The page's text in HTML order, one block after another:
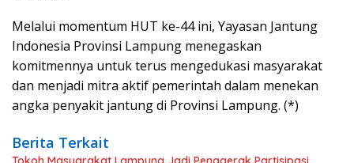
Melalui momentum HUT ke-44 ini, Yayasan Jantung
Indonesia Provinsi Lampung menegaskan
komitmennya untuk terus mengedukasi masyarakat
dan menjadi mitra aktif pemerintah dalam menekan
angka penyakit jantung di Provinsi Lampung. (*)
Berita Terkait